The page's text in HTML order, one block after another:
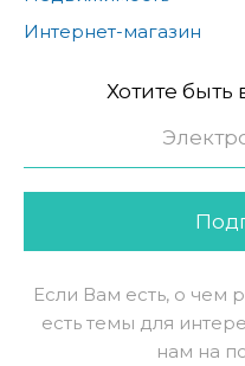
Интернет-магазин
Хотите быть
Если Вам есть, о чем
есть темы для
нам на